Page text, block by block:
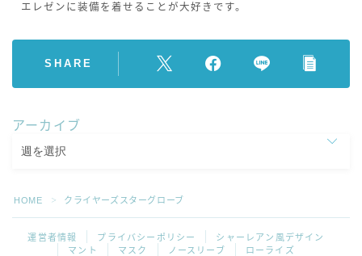
エレゼンに装備を着せることが大好きです。
SHARE
アーカイブ
HOME ＞ クライヤーズスターグローブ
運営者情報 プライバシーポリシー
シャーレアン風デザイン
マント
マスク ノースリーブ ローライズ